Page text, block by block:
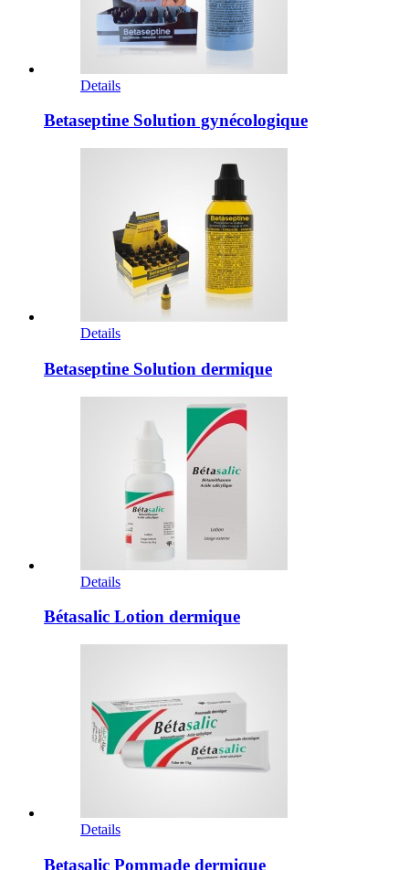
Details
Betaseptine Solution gynécologique
Details
Betaseptine Solution dermique
Details
Bétasalic Lotion dermique
Details
Betasalic Pommade dermique